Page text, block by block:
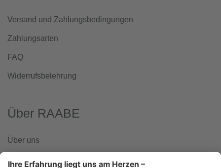
Versand und Zahlungsbedingungen
Zahlungsarten
FAQ
Widerrufsbelehrung
Über RAABE
Über uns